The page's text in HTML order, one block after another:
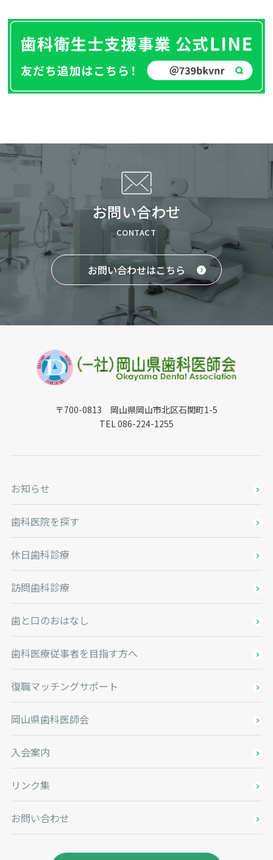
お問い合わせ
CONTACT
お問い合わせはこちら
〒700-0813 岡山県岡山市北区石関町1-5
TEL 086-224-1255
お知らせ
歯科医院を探す
休日歯科診療
訪問歯科診療
歯と口のおはなし
歯科医療従事者を目指す方へ
復職マッチングサポート
岡山県歯科医師会
入会案内
リンク集
お問い合わせ